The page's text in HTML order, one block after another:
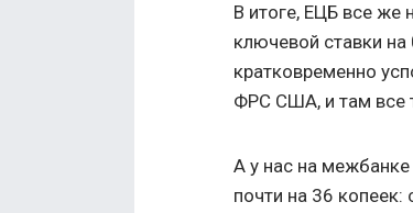
В итоге, ЕЦБ все же
ключевой ставки
кратковременно
ФРС США, и там все
А у нас на межбанке
почти на 36 копеек: